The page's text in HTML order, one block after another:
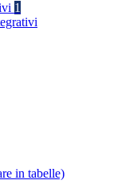
1
in tabelle)